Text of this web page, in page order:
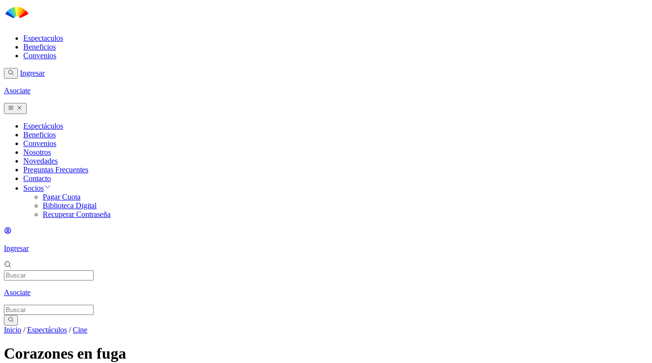
Espectaculos
Beneficios
Convenios
Ingresar
Asociate
Espectáculos
Beneficios
Convenios
Nosotros
Novedades
Preguntas Frecuentes
Contacto
Socios
Pagar Cuota
Biblioteca Digital
Recuperar Contraseña
Ingresar
Asociate
Inicio /Espectáculos /Cine
Corazones en fuga